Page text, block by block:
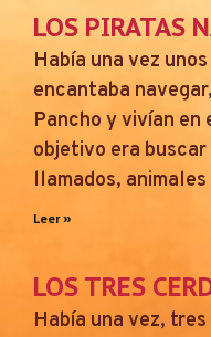
LOS PIRATAS
Había una vez
encantaba
Pancho y vivían en
objetivo era
llamados,
Leer »
LOS TRES
Había una vez,